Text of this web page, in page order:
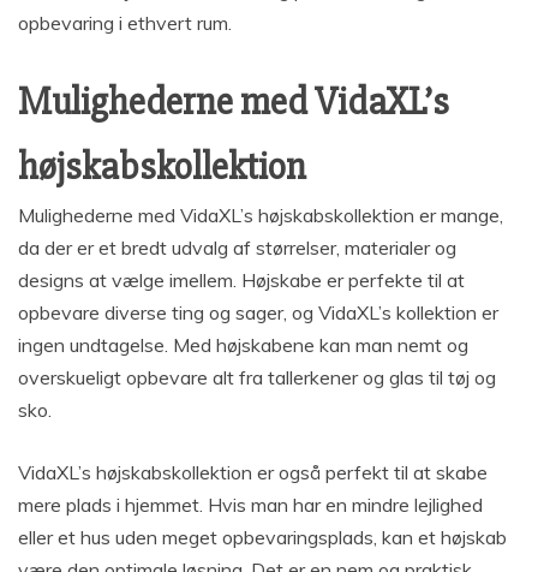
opbevaring i ethvert rum.
Mulighederne med VidaXL’s
højskabskollektion
Mulighederne med VidaXL’s højskabskollektion er mange,
da der er et bredt udvalg af størrelser, materialer og
designs at vælge imellem. Højskabe er perfekte til at
opbevare diverse ting og sager, og VidaXL’s kollektion er
ingen undtagelse. Med højskabene kan man nemt og
overskueligt opbevare alt fra tallerkener og glas til tøj og
sko.
VidaXL’s højskabskollektion er også perfekt til at skabe
mere plads i hjemmet. Hvis man har en mindre lejlighed
eller et hus uden meget opbevaringsplads, kan et højskab